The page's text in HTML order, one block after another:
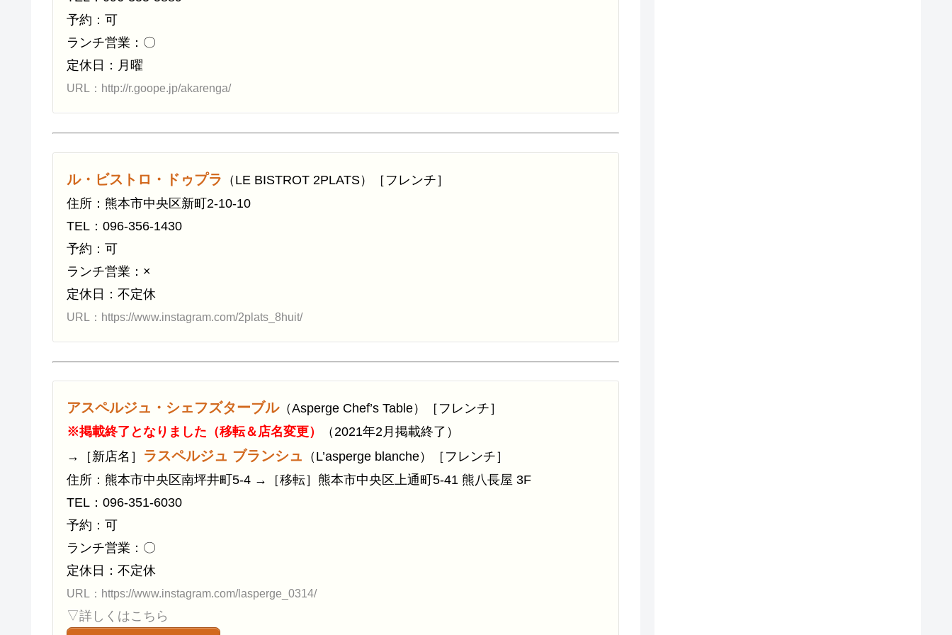
予約：可
ランチ営業：〇
定休日：月曜
URL：http://r.goope.jp/akarenga/
ル・ビストロ・ドゥプラ （LE BISTROT 2PLATS）［フレンチ］
住所：熊本市中央区新町2-10-10
TEL：096-356-1430
予約：可
ランチ営業：×
定休日：不定休
URL：https://www.instagram.com/2plats_8huit/
アスペルジュ・シェフズターブル（Asperge Chef’s Table）［フレンチ］
※掲載終了となりました（移転＆店名変更）
（2021年2月掲載終了）
→［新店名］ ラスペルジュ ブランシュ （L’asperge blanche）［フレンチ］
住所：熊本市中央区南坪井町5-4 →［移転］熊本市中央区上通町5-41 熊八長屋 3F
TEL：096-351-6030
予約：可
ランチ営業：〇
定休日：不定休
URL：https://www.instagram.com/lasperge_0314/
▽詳しくはこちら